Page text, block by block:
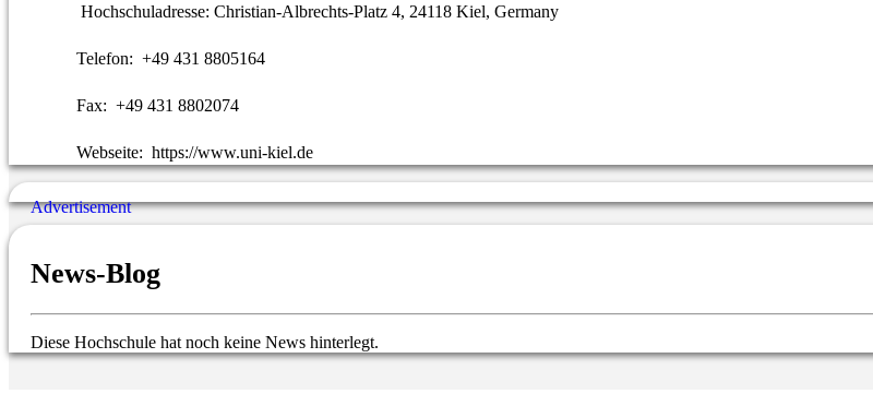
Hochschuladresse: Christian-Albrechts-Platz 4, 24118 Kiel, Germany
Telefon: +49 431 8805164
Fax: +49 431 8802074
Webseite: https://www.uni-kiel.de
News-Blog
Diese Hochschule hat noch keine News hinterlegt.